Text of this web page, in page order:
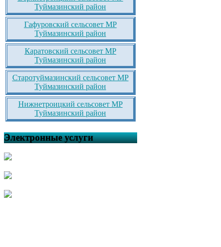
Туймазинский район
Гафуровский сельсовет МР
Туймазинский район
Каратовский сельсовет МР
Туймазинский район
Старотуймазинский сельсовет МР
Туймазинский район
Нижнетроицкий сельсовет МР
Туймазинский район
Электронные услуги